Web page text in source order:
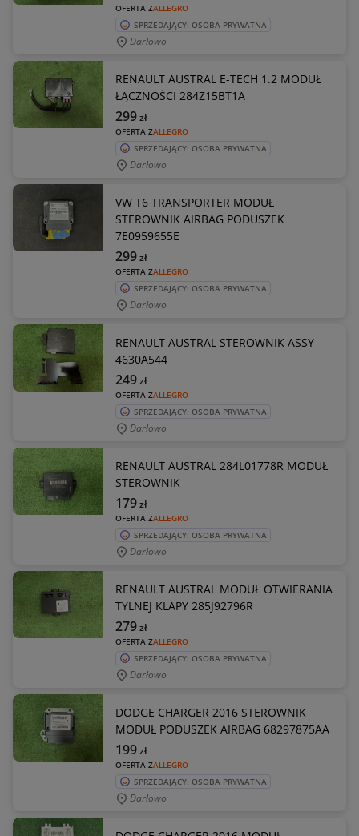
OFERTA ZALLEGRO
SPRZEDAJĄCY: OSOBA PRYWATNA
Darłowo
RENAULT AUSTRAL E-TECH 1.2 MODUŁ
ŁĄCZNOŚCI 284Z15BT1A
OFERTA ZALLEGRO
299zł
SPRZEDAJĄCY: OSOBA PRYWATNA
Darłowo
VW T6 TRANSPORTER MODUŁ
STEROWNIK AIRBAG PODUSZEK
7E0959655E
OFERTA ZALLEGRO
299zł
SPRZEDAJĄCY: OSOBA PRYWATNA
Darłowo
RENAULT AUSTRAL STEROWNIK ASSY
4630A544
OFERTA ZALLEGRO
249zł
SPRZEDAJĄCY: OSOBA PRYWATNA
Darłowo
RENAULT AUSTRAL 284L01778R MODUŁ
STEROWNIK
OFERTA ZALLEGRO
179zł
SPRZEDAJĄCY: OSOBA PRYWATNA
Darłowo
RENAULT AUSTRAL MODUŁ OTWIERANIA
TYLNEJ KLAPY 285J92796R
OFERTA ZALLEGRO
279zł
SPRZEDAJĄCY: OSOBA PRYWATNA
Darłowo
DODGE CHARGER 2016 STEROWNIK
MODUŁ PODUSZEK AIRBAG 68297875AA
OFERTA ZALLEGRO
199zł
SPRZEDAJĄCY: OSOBA PRYWATNA
Darłowo